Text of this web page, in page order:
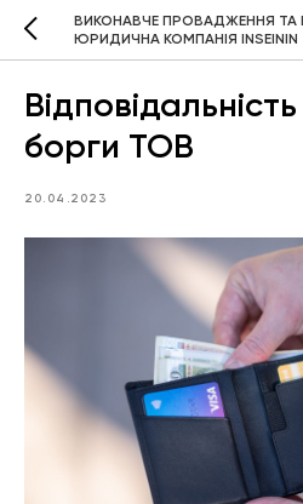
ВИКОНАВЧЕ ПРОВАДЖЕННЯ ТА
ЮРИДИЧНА КОМПАНІЯ INSEININ
борги ТОВ
20.04.2023